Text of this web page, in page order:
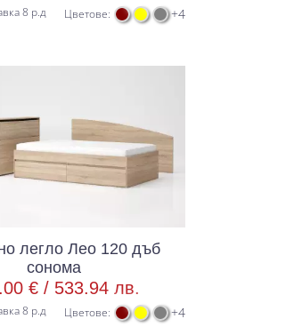
8 р.д Цветове: +4
легло Лео 120 дъб
сонома
€ / 533.94 лв.
8 р.д Цветове: +4